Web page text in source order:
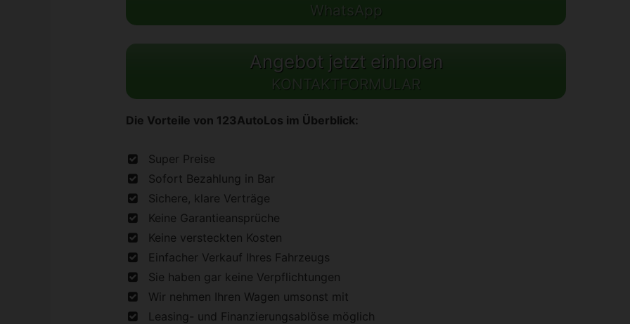
WhatsApp
Angebot jetzt einholen
KONTAKTFORMULAR
Die Vorteile von 123AutoLos im Überblick:
Super Preise
Sofort Bezahlung in Bar
Sichere, klare Verträge
Keine Garantieansprüche
Keine versteckten Kosten
Einfacher Verkauf Ihres Fahrzeugs
Sie haben gar keine Verpflichtungen
Wir nehmen Ihren Wagen umsonst mit
Leasing- und Finanzierungsablöse möglich